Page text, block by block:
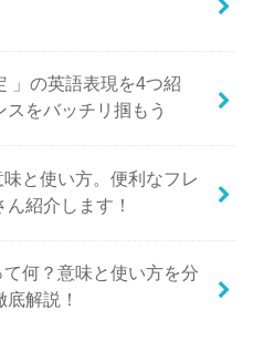
」の英語表現を4つ紹
スをバッチリ掴もう
味と使い方。便利なフレ
紹介します！
て何？意味と使い方を分
解説！